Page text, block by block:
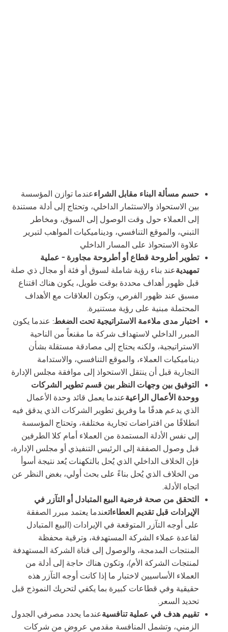
حسم مسألة البناء مقابل الشراء عندما توازن المؤسسة
بين الاستحواذ والاستثمار الداخلي، وتحتاج إلى أدلة مستندة
إلى العملاء حول وقت الوصول إلى السوق، ومخاطر
التبني، والموقع التنافسي، وديناميكيات المواهب لتبرير
علاوة الاستحواذ على المسار الداخلي
تطوير أطروحة قطاع أو أطروحة مجاورة - عملية
تمهيديةعند بناء رؤية شاملة لسوق أو فئة أو مجال ذي صلة
قبل ظهور أهداف محددة بوقت طويل، يكون هناك اقتناع
مسبق عند ظهور الفرص، وتكون العلاقات مع الأهداف
المحتملة مبنية على رؤية مستنيرة.
اختبار مدى ملاءمة الاستراتيجية تحت الضغط: عندما يكون
المبرر الداخلي لاستهداف شركة ما مقنعاً من الناحية
الاستراتيجية، ولكنه يحتاج إلى مصادقة مستقلة بشأن
ديناميكيات العملاء، والموقع التنافسي، والاستدامة
التجارية قبل أن ينتقل الاستحواذ إلى موافقة مجلس الإدارة
التوفيق بين وجهات النظر بين قسم تطوير الشركات
ووحدة الأعمال الراعيةعندما يعمل قائد وحدة الأعمال
الذي يدعم هدفًا ما وفريق تطوير الشركات الذي يدقق فيه
انطلاقًا من افتراضات تجارية مختلفة، وتحتاج المؤسسة
إلى نفس الأدلة المستمدة من العملاء أمام كلا الطرفين
قبل وصول الصفقة إلى الرئيس التنفيذي أو مجلس الإدارة،
فإن الخلاف الداخلي الذي يُحل بالتكهنات يُعد نتيجة أسوأ
من الخلاف الذي يُحل بناءً على بحث أولي، بغض النظر عن
اتجاه الأدلة.
التحقق من صحة فرضية البيع المتبادل أو التآزر في
الإيرادات قبل تقديم العطاءاتعندما يعتمد مبرر الصفقة
على أوجه التآزر المتوقعة في الإيرادات (البيع المتبادل
لقاعدة عملاء الشركة المستهدفة، وترقية محفظة
المنتجات المدمجة، والوصول إلى قناة الشركة المستهدفة
لمنتجات الشركة الأم)، وتكون هناك حاجة إلى أدلة من
العملاء الأساسيين لاختبار ما إذا كانت أوجه التآزر هذه
حقيقية وفي قطاعات كبيرة بما يكفي لتحريك النموذج قبل
تحديد السعر.
تقييم هدف في عملية تنافسيةعندما يحدد مصرفي الجدول
الزمني، وتشمل المنافسة مقدمي عروض من شركات